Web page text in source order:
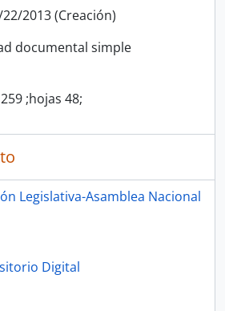
2013 (Creación)
documental simple
;hojas 48;
Legislativa-Asamblea Nacional
Digital